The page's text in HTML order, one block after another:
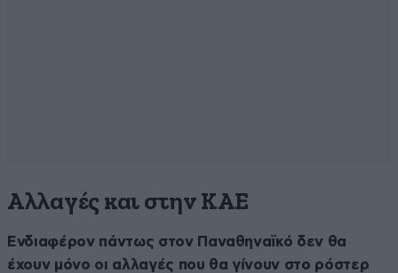
Αλλαγές και στην ΚΑΕ
Ενδιαφέρον πάντως στον Παναθηναϊκό δεν θα
έχουν μόνο οι αλλαγές που θα γίνουν στο ρόστερ